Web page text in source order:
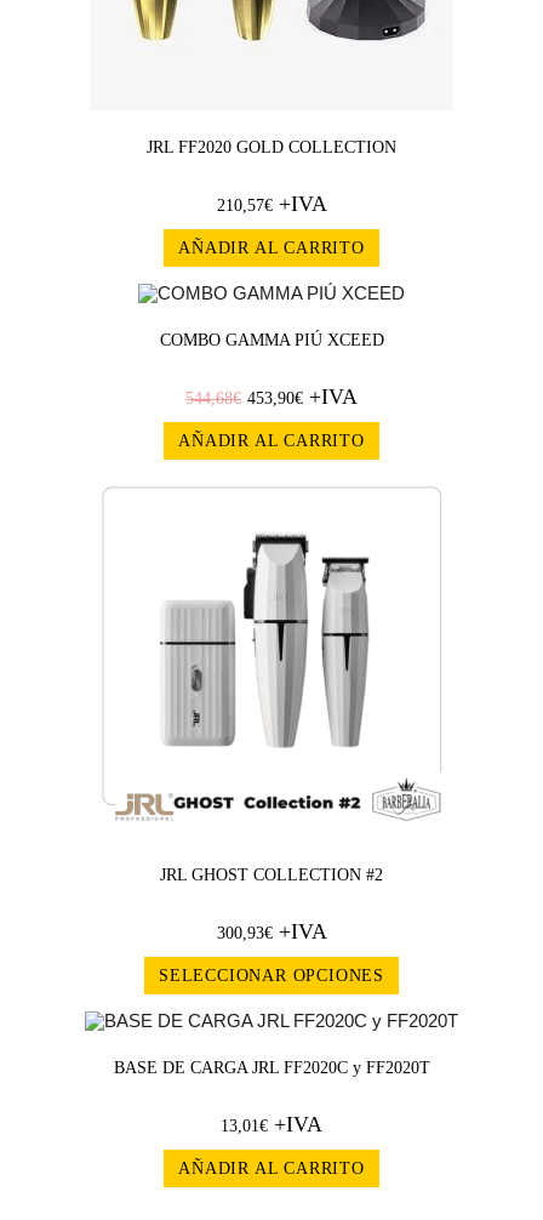
JRL FF2020 GOLD COLLECTION
210,57€+IVA
AÑADIR AL CARRITO
COMBO GAMMA PIÚ XCEED
544,68€ 453,90€ +IVA
AÑADIR AL CARRITO
JRL GHOST COLLECTION #2
300,93€+IVA
SELECCIONAR OPCIONES
BASE DE CARGA JRL FF2020C y FF2020T
13,01€ +IVA
AÑADIR AL CARRITO